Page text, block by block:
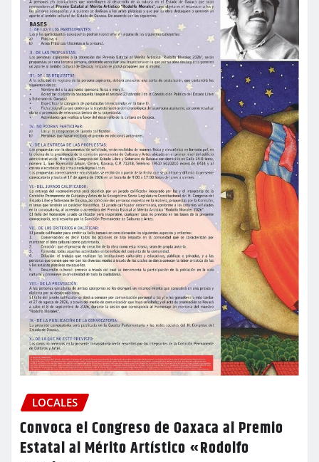
LOCALES
Convoca el Congreso de Oaxaca al Premio
Estatal al Mérito Artístico «Rodolfo